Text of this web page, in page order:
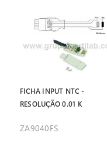
FICHA INPUT NTC -
RESOLUÇÃO 0.01 K
ZA9040FS